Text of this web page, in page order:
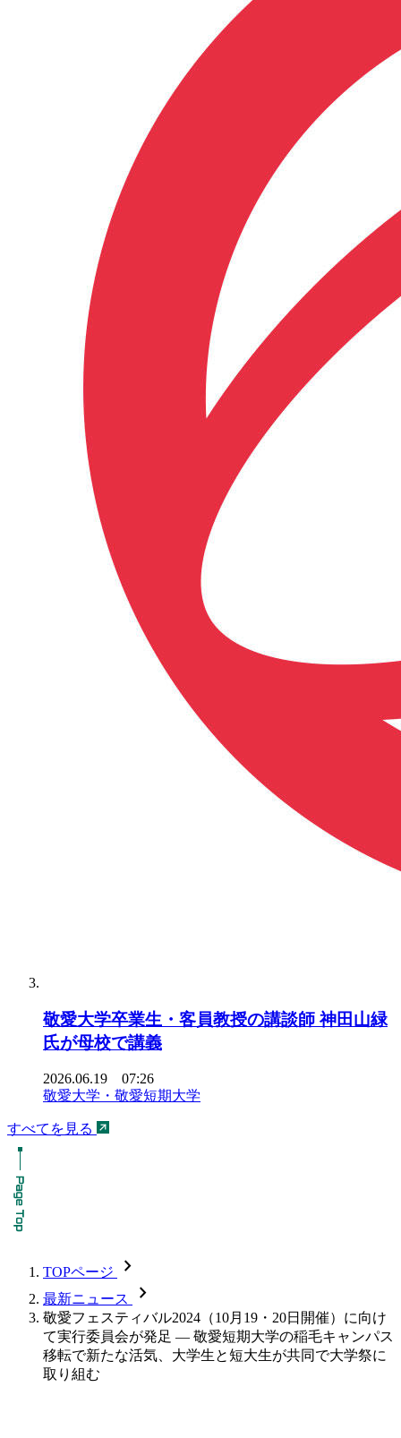
敬愛大学卒業生・客員教授の講談師 神田山緑
氏が母校で講義
2026.06.19 07:26
敬愛大学・敬愛短期大学
すべてを見る
TOPページ chevron_forward
最新ニュース chevron_forward
敬愛フェスティバル2024（10月19・20日開催）に向け
て実行委員会が発足 ― 敬愛短期大学の稲毛キャンパス
移転で新たな活気、大学生と短大生が共同で大学祭に
取り組む